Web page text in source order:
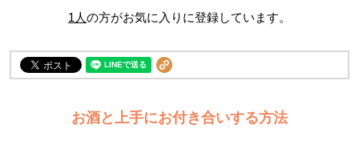
1人の方がお気に入りに登録しています。
お酒と上手にお付き合いする方法